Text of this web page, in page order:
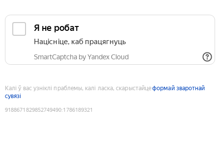
Я не робат
Націсніце, каб працягнуць
SmartCaptcha by Yandex Cloud
Калі ў вас узніклі праблемы, калі ласка, скарыстайцеформай зваротнай
сувязі
9188671829852749490:1786189321